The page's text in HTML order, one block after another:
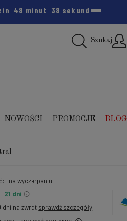
48 minut 37 sekund
Szukaj
NOWOŚCI PROMOCJE BLOG
na wyczerpaniu
21 dni
dni na zwrot sprawdź szczegóły